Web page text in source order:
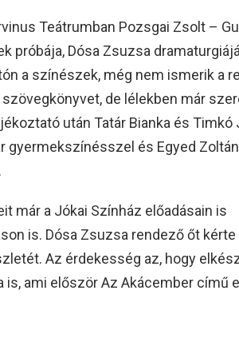
Teátrumban Pozsgai Zsolt –
próbája, Dósa Zsuzsa
a színészek, még nem ismerik a
de lélekben már
után Tatár Bianka és Timkó
gyermekszínésszel és Egyed Zoltán
már a Jókai Színház előadásain is
is. Dósa Zsuzsa rendező őt
Az érdekesség az, hogy
ami először Az Akácember című